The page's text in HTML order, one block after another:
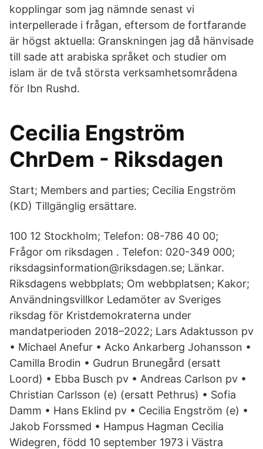
kopplingar som jag nämnde senast vi
interpellerade i frågan, eftersom de fortfarande
är högst aktuella: Granskningen jag då hänvisade
till sade att arabiska språket och studier om
islam är de två största verksamhetsområdena
för Ibn Rushd.
Cecilia Engström
ChrDem - Riksdagen
Start; Members and parties; Cecilia Engström
(KD) Tillgänglig ersättare.
100 12 Stockholm; Telefon: 08-786 40 00;
Frågor om riksdagen . Telefon: 020-349 000;
riksdagsinformation@riksdagen.se; Länkar.
Riksdagens webbplats; Om webbplatsen; Kakor;
Användningsvillkor Ledamöter av Sveriges
riksdag för Kristdemokraterna under
mandatperioden 2018–2022; Lars Adaktusson pv
• Michael Anefur • Acko Ankarberg Johansson •
Camilla Brodin • Gudrun Brunegård (ersatt
Loord) • Ebba Busch pv • Andreas Carlson pv •
Christian Carlsson (e) (ersatt Pethrus) • Sofia
Damm • Hans Eklind pv • Cecilia Engström (e) •
Jakob Forssmed • Hampus Hagman Cecilia
Widegren, född 10 september 1973 i Västra